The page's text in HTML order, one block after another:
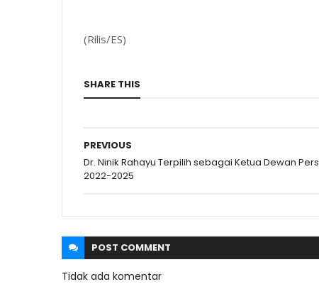
(Rilis/ES)
SHARE THIS
PREVIOUS
Dr. Ninik Rahayu Terpilih sebagai Ketua Dewan Pers
2022-2025
POST COMMENT
Tidak ada komentar